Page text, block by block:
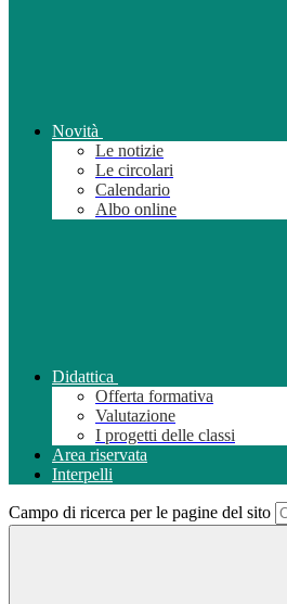
Novità
Le notizie
Le circolari
Calendario
Albo online
Didattica
Offerta formativa
Valutazione
I progetti delle classi
Area riservata
Interpelli
Campo di ricerca per le pagine del sito